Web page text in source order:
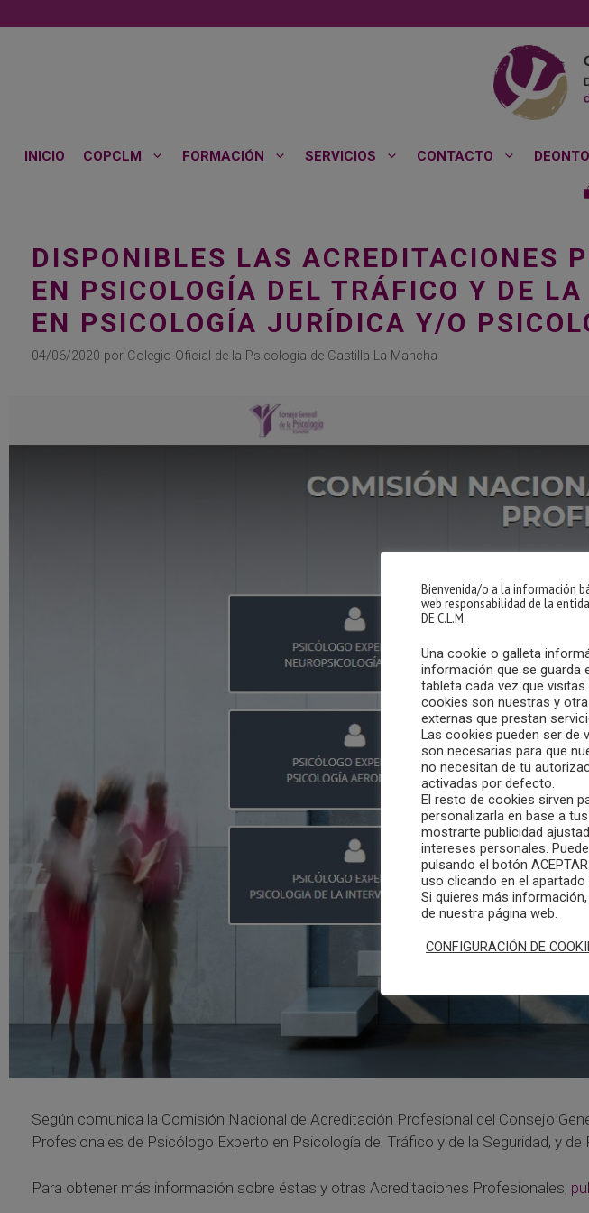
al
INICIO COPCLM FORMACIÓN SERVICIOS CONTACTO
DISPONIBLES LAS ACREDITACIONES
EN PSICOLOGÍA DEL TRÁFICO Y DE
EN PSICOLOGÍA JURÍDICA Y/O
04/06/2020 por Colegio Oficial de la Psicología de Castilla-La Mancha
Según comunica la Comisión Nacional de Acreditación Profesional del Consejo
Profesionales de Psicólogo Experto en Psicología del Tráfico y de la Seguridad, y
Para obtener más información sobre éstas y otras Acreditaciones Profesionales,
Bienvenida/o a la información
web responsabilidad de la
DE C.L.M
Una cookie o galleta
información que se guarda
tableta cada vez que
cookies son nuestras y
externas que prestan
Las cookies pueden ser de
son necesarias para que
no necesitan de tu
activadas por defecto.
El resto de cookies sirven
personalizarla en base a
mostrarte publicidad
intereses personales.
pulsando el botón
uso clicando en el apartado
Si quieres más
de nuestra página web.
CONFIGURACIÓN DE